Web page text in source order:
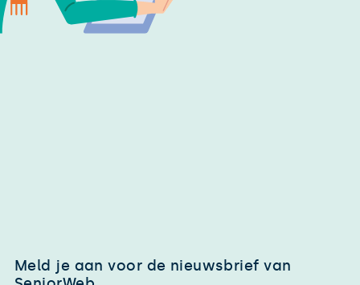
Meld je aan voor de nieuwsbrief van